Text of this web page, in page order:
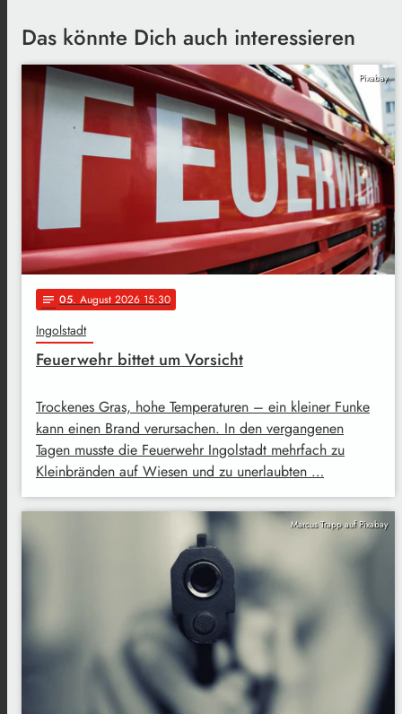
Das könnte Dich auch interessieren
Pixabay
notes 05. August 2026 15:30
Ingolstadt
Feuerwehr bittet um Vorsicht
Trockenes Gras, hohe Temperaturen – ein kleiner Funke
kann einen Brand verursachen. In den vergangenen
Tagen musste die Feuerwehr Ingolstadt mehrfach zu
Kleinbränden auf Wiesen und zu unerlaubten …
Marcus Trapp auf Pixabay